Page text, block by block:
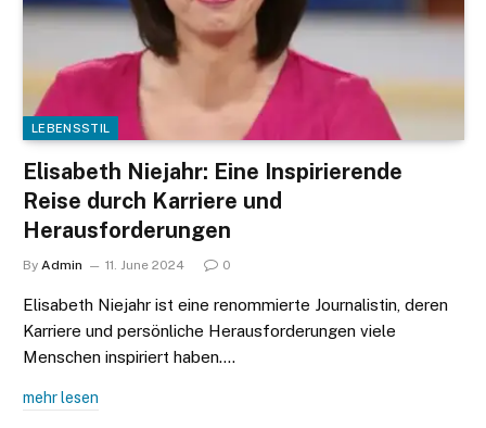
LEBENSSTIL
Elisabeth Niejahr: Eine Inspirierende
Reise durch Karriere und
Herausforderungen
By Admin 11. June 2024 0
Elisabeth Niejahr ist eine renommierte Journalistin, deren
Karriere und persönliche Herausforderungen viele
Menschen inspiriert haben.…
mehr lesen